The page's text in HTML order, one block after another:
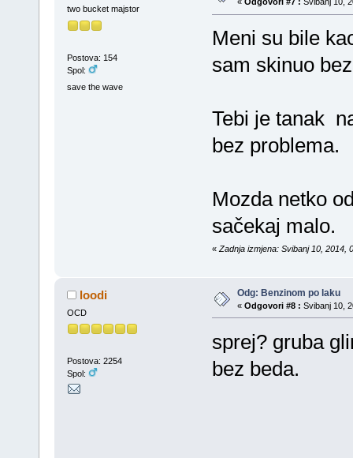
two bucket majstor
Postova: 154
Spol:
save the wave
« Odgovori #7 : Svibanj 10,
Meni su bile
sam skinuo
Tebi je tanak
bez problema.
Mozda netko
sačekaj malo.
« Zadnja izmjena: Svibanj 10, 2014,
loodi
OCD
Postova: 2254
Spol:
Odg: Benzinom po laku
« Odgovori #8 : Svibanj 10,
sprej? gruba
bez beda.